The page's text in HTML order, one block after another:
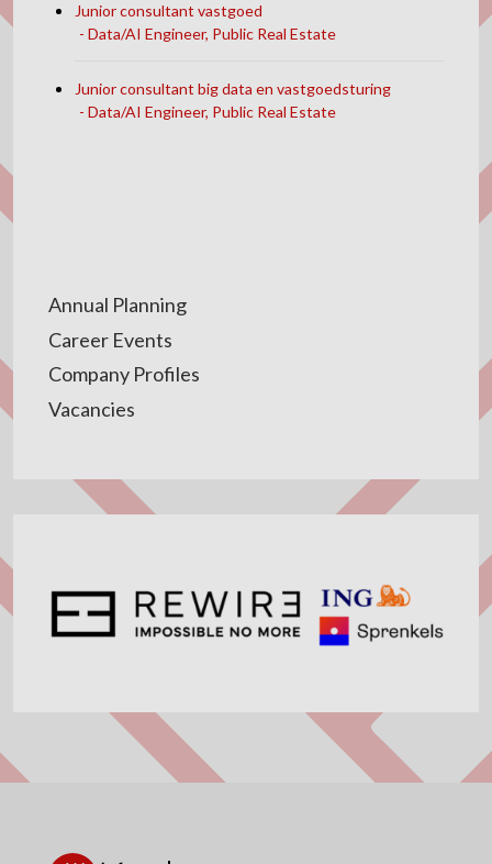
Junior consultant vastgoed
Data/AI Engineer, Public Real Estate
Junior consultant big data en vastgoedsturing
Data/AI Engineer, Public Real Estate
Annual Planning
Career Events
Company Profiles
Vacancies